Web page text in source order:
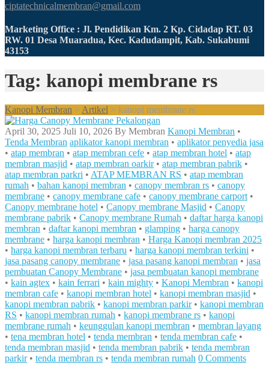
ciptatechnicalmembran@gmail.com
Marketing Office : Jl. Pendidikan Km. 2 Kp. Cidadap RT. 03
RW. 01 Desa Muaradua, Kec. Kadudampit, Kab. Sukabumi
43153
Tag: kanopi membrane rs
Kanopi Membran > Artikel > kanopi membrane rs
April 30, 2025 Juli 10, 2026 By Membran Kanopi Membran •
Tenda Membran aplikator kanopi membran • aplikator penyedia jasa
• atap membran • atap membran cefe • atap membran hotel • atap
membran masjid • atap membran oarkir• atap membran pabrik •
atap membran parkri • ATAP MEMBRAN RS • atap membran
rumah • bahan kanopi membran • canopy membran rs • canopy
membrane • canopy membrane cafe • canopy membrane carport •
Canopy membrane hotel • Canopy membrane Masjid • Canopy
membrane pabrik • Canopy membrane Rumah • daftar harga kanopi
membran • daftar kanopi membran • glamping • harga canopy
membrane • harga kanopi membran • Harga Kanopi membran 2025
• harga kanopi membran terbaru • harga kanopi membran terkini •
jasa pasang canopy membrane • jasa pasang kanopi membran • jasa
pembuatan Canopy Membrane • jasa pembuatan kanopi membrane
• kain agtex • kain ferrari • kain mighty • Kanopi Membran • kanopi
membran cafe • kanopi membran hotel • kanopi membran masjid •
kanopi membran pabrik • kanopi membran parkir• kanopi membran
RS • kanopi membran rumah • kanopi membrane rs • kanopi
membrane rumah • keunggulan kanopi membran • membran layang
• tena membran hotel • tenda membran • tenda membran cafe •
tenda membran masjid • tenda membran pabrik • tenda membran
parkir• tenda membran rs • tenda membran rumah 0 Comments